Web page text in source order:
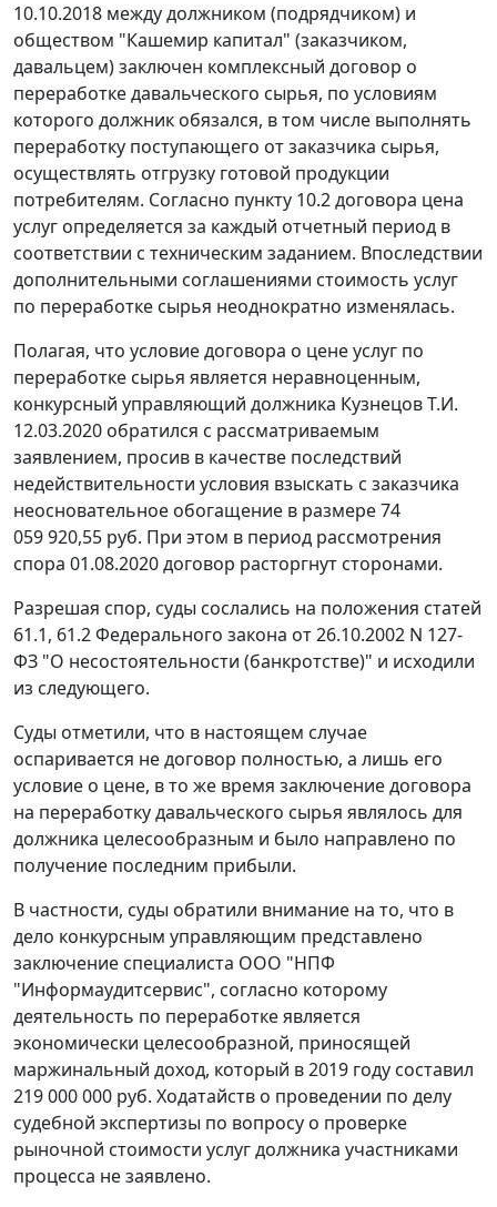
10.10.2018 между должником (подрядчиком) и
обществом "Кашемир капитал" (заказчиком,
давальцем) заключен комплексный договор о
переработке давальческого сырья, по условиям
которого должник обязался, в том числе выполнять
переработку поступающего от заказчика сырья,
осуществлять отгрузку готовой продукции
потребителям. Согласно пункту 10.2 договора цена
услуг определяется за каждый отчетный период в
соответствии с техническим заданием. Впоследствии
дополнительными соглашениями стоимость услуг
по переработке сырья неоднократно изменялась.
Полагая, что условие договора о цене услуг по
переработке сырья является неравноценным,
конкурсный управляющий должника Кузнецов Т.И.
12.03.2020 обратился с рассматриваемым
заявлением, просив в качестве последствий
недействительности условия взыскать с заказчика
неосновательное обогащение в размере 74
059 920,55 руб. При этом в период рассмотрения
спора 01.08.2020 договор расторгнут сторонами.
Разрешая спор, суды сослались на положения статей
61.1, 61.2 Федерального закона от 26.10.2002 N 127-
ФЗ "О несостоятельности (банкротстве)" и исходили
из следующего.
Суды отметили, что в настоящем случае
оспаривается не договор полностью, а лишь его
условие о цене, в то же время заключение договора
на переработку давальческого сырья являлось для
должника целесообразным и было направлено по
получение последним прибыли.
В частности, суды обратили внимание на то, что в
дело конкурсным управляющим представлено
заключение специалиста ООО "НПФ
"Информаудитсервис", согласно которому
деятельность по переработке является
экономически целесообразной, приносящей
маржинальный доход, который в 2019 году составил
219 000 000 руб. Ходатайств о проведении по делу
судебной экспертизы по вопросу о проверке
рыночной стоимости услуг должника участниками
процесса не заявлено.